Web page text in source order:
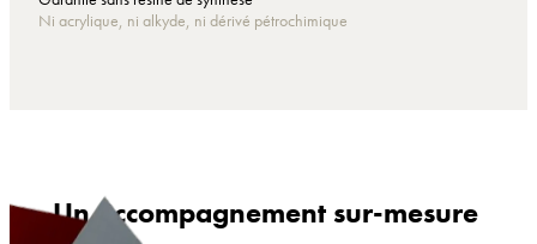
Ni acrylique, ni alkyde, ni dérivé pétrochimique
Un accompagnement sur-mesure